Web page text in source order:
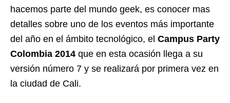
hacemos parte del mundo geek, es conocer mas
detalles sobre uno de los eventos más importante
del año en el ámbito tecnológico, el Campus Party
Colombia 2014 que en esta ocasión llega a su
versión número 7 y se realizará por primera vez en
la ciudad de Cali.